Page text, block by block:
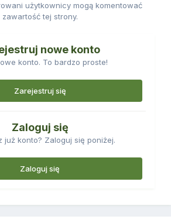
użytkownicy mogą komentować
zawartość tej strony.
nowe konto
konto. To bardzo proste!
Zarejestruj się
Zaloguj się
już konto? Zaloguj się poniżej.
Zaloguj się